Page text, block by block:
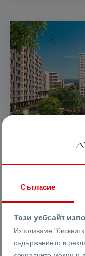
106680 €
ДВУСТАЕН С
Съгласие
Този уебсайт
Използваме
съдържанието и